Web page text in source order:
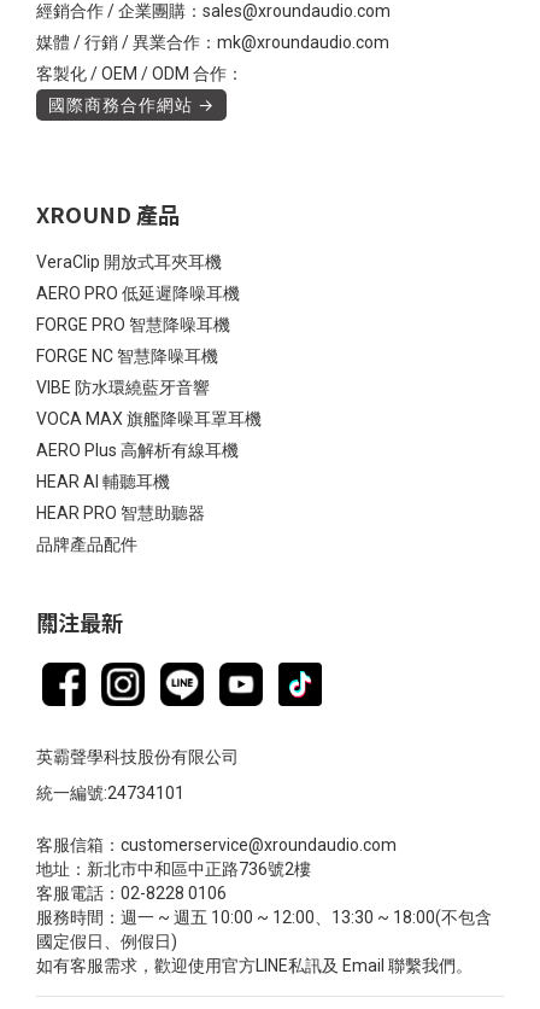
經銷合作 / 企業團購：sales@xroundaudio.com
媒體 / 行銷 / 異業合作：mk@xroundaudio.com
客製化 / OEM / ODM 合作：
國際商務合作網站 →
XROUND 產品
VeraClip 開放式耳夾耳機
AERO PRO 低延遲降噪耳機
FORGE PRO 智慧降噪耳機
FORGE NC 智慧降噪耳機
VIBE 防水環繞藍牙音響
VOCA MAX 旗艦降噪耳罩耳機
AERO Plus 高解析有線耳機
HEAR AI 輔聽耳機
HEAR PRO 智慧助聽器
品牌產品配件
關注最新
英霸聲學科技股份有限公司
統一編號:24734101
客服信箱：customerservice@xroundaudio.com
地址：新北市中和區中正路736號2樓
客服電話：02-8228 0106
服務時間：週一 ~ 週五 10:00 ~ 12:00、13:30 ~ 18:00(不包含
國定假日、例假日)
如有客服需求，歡迎使用官方LINE私訊及 Email 聯繫我們。